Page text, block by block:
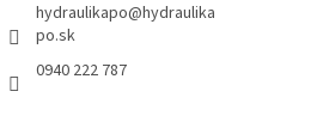
hydraulikapo@hydraulika
po.sk
0940 222 787